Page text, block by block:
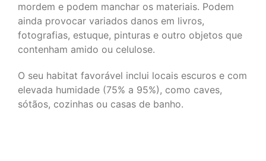
mordem e podem manchar os materiais. Podem
ainda provocar variados danos em livros,
fotografias, estuque, pinturas e outro objetos que
contenham amido ou celulose.
O seu habitat favorável inclui locais escuros e com
elevada humidade (75% a 95%), como caves,
sótãos, cozinhas ou casas de banho.